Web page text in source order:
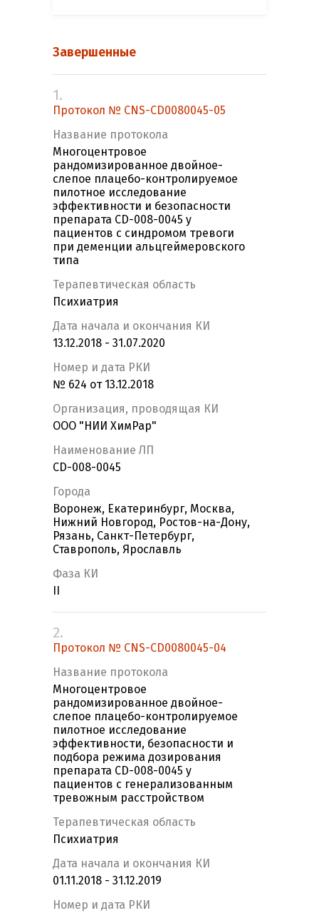
Завершенные
1.
Протокол № CNS-CD0080045-05
Название протокола
Многоцентровое
рандомизированное двойное-
слепое плацебо-контролируемое
пилотное исследование
эффективности и безопасности
препарата CD-008-0045 у
пациентов с синдромом тревоги
при деменции альцгеймеровского
типа
Терапевтическая область
Психиатрия
Дата начала и окончания КИ
13.12.2018 - 31.07.2020
Номер и дата РКИ
№ 624 от 13.12.2018
Организация, проводящая КИ
ООО "НИИ ХимРар"
Наименование ЛП
CD-008-0045
Города
Воронеж, Екатеринбург, Москва,
Нижний Новгород, Ростов-на-Дону,
Рязань, Санкт-Петербург,
Ставрополь, Ярославль
Фаза КИ
2.
Протокол № CNS-CD0080045-04
Название протокола
Многоцентровое
рандомизированное двойное-
слепое плацебо-контролируемое
пилотное исследование
эффективности, безопасности и
подбора режима дозирования
препарата CD-008-0045 у
пациентов с генерализованным
тревожным расстройством
Терапевтическая область
Психиатрия
Дата начала и окончания КИ
01.11.2018 - 31.12.2019
Номер и дата РКИ